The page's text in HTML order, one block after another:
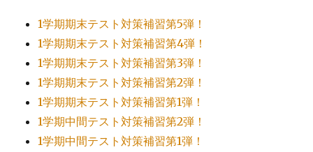
1学期期末テスト対策補習第5弾！
1学期期末テスト対策補習第4弾！
1学期期末テスト対策補習第3弾！
1学期期末テスト対策補習第2弾！
1学期期末テスト対策補習第1弾！
1学期中間テスト対策補習第2弾！
1学期中間テスト対策補習第1弾！